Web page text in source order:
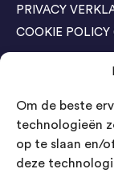
Om de beste
technologieën
op te slaan en/
deze
PRIVACY
COOKIE POLICY
Agenda Trade
04-05
Bestel GRATIS
Bestel GRATIS